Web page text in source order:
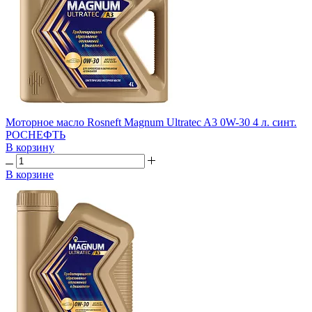
Моторное масло Rosneft Magnum Ultratec A3 0W-30 4 л. синт.
РОСНЕФТЬ
В корзину
В корзине